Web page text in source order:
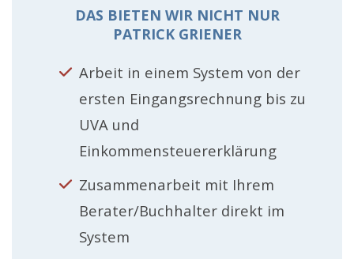
DAS BIETEN WIR NICHT NUR
PATRICK GRIENER
Arbeit in einem System von der
ersten Eingangsrechnung bis zu
UVA und
Einkommensteuererklärung
Zusammenarbeit mit Ihrem
Berater/Buchhalter direkt im
System